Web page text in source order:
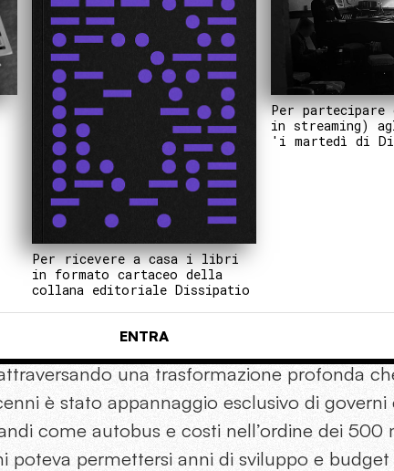
Per ricevere a casa i libri
in formato cartaceo della
collana editoriale Dissipatio
Per partecipare
in streaming)
'i martedì di
ENTRA
una trasformazione profonda
è stato appannaggio esclusivo di governi
come autobus e costi nell’ordine dei 500
poteva permettersi anni di sviluppo e budget